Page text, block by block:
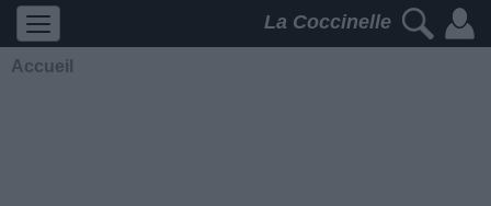
La Coccinelle
Accueil